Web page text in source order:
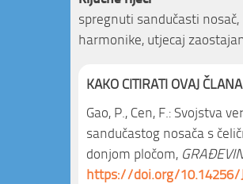
spregnuti sandučasti
harmonike, utjecaj
KAKO CITIRATI OVAJ
Gao, P., Cen, F.: Svojstva
sandučastog nosača s
donjom pločom,
https://doi.org/10.14256/